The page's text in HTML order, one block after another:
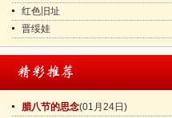
红色旧址
晋绥娃
腊八节的思念(01月24日)